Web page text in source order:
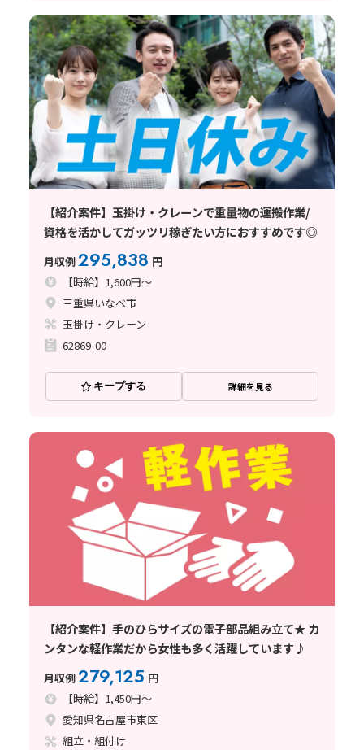
【紹介案件】玉掛け・クレーンで重量物の運搬作業/
資格を活かしてガッツリ稼ぎたい方におすすめです◎
月収例295,838 円
【時給】1,600円～
三重県いなべ市
玉掛け・クレーン
62869-00
キープする 詳細を見る
【紹介案件】手のひらサイズの電子部品組み立て★ カ
ンタンな軽作業だから女性も多く活躍しています♪
月収例279,125 円
【時給】1,450円～
愛知県名古屋市東区
組立・組付け